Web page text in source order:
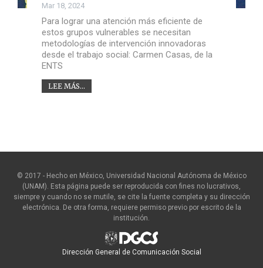
Mar 18, 2024
Para lograr una atención más eficiente de
estos grupos vulnerables se necesitan
metodologías de intervención innovadoras
desde el trabajo social: Carmen Casas, de la
ENTS
LEE MÁS...
© 2017 - Hecho en México, Universidad Nacional Autónoma de México
(UNAM). Esta página puede ser reproducida con fines no lucrativos,
siempre y cuando no se mutile, se cite la fuente completa y su dirección
electrónica. De otra forma, requiere permiso previo por escrito de la
institución.
Dirección General de Comunicación Social